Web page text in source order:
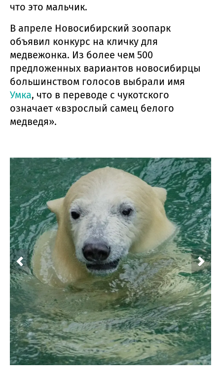
что это мальчик.
В апреле Новосибирский зоопарк
объявил конкурс на кличку для
медвежонка. Из более чем 500
предложенных вариантов новосибирцы
большинством голосов выбрали имя
Умка, что в переводе с чукотского
означает «взрослый самец белого
медведя».